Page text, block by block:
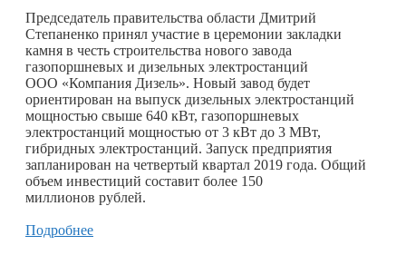
​Председатель правительства области Дмитрий
Степаненко принял участие в церемонии закладки
камня в честь строительства нового завода
газопоршневых и дизельных электростанций
ООО «Компания Дизель». Новый завод будет
ориентирован на выпуск дизельных электростанций
мощностью свыше 640 кВт, газопоршневых
электростанций мощностью от 3 кВт до 3 МВт,
гибридных электростанций. Запуск предприятия
запланирован на четвертый квартал 2019 года. Общий
объем инвестиций составит более 150
миллионов рублей.
Подробнее